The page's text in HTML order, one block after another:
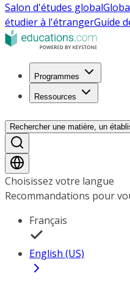
Salon d'études global
étudier à l'étrangerGuide
Programmes
Ressources
Rechercher une matière, un
Choisissez votre langue
Recommandations pour
Français
English (US)